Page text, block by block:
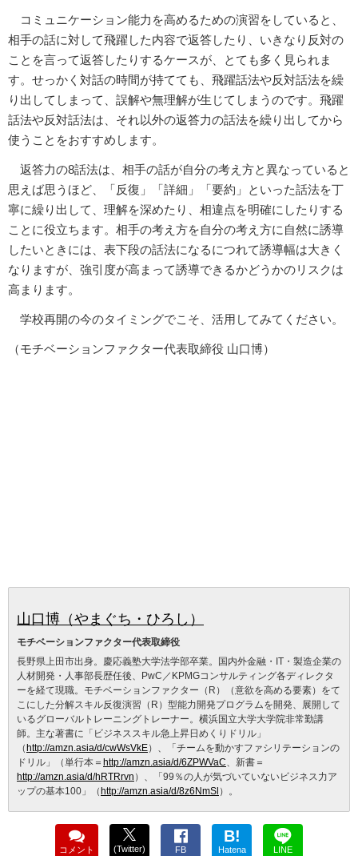
コミュニケーション能力を高めるための演習をしていると、
相手の話に対して飛躍した内容で返答したり、いきなり反対の
ことを言って返答したりするケースが、とても多く見られま
す。せっかく対話の時間が持てても、飛躍話法や反対話法を繰
り出してしまって、誤解や無理解が生じてしまうのです。飛躍
話法や反対話法は、それ以外の返答力の話法を繰り出してから
使うことをおすすめします。
返答力の8話法は、相手の話が自分の考え方と異なっていると
思えば思うほど、「反復」「詳細」「要約」といった話法を丁
寧に繰り出して、理解を深めたり、相違点を明確にしたりする
ことに役立ちます。相手の考え方を自分の考え方に自然に誘導
したいときには、表下段の話法になるにつれて誘導幅は大きく
なりますが、強引度が高まって誘導できるかどうかのリスクは
高まります。
学校再開の今のタイミングでこそ、活用してみてください。
（モチベーションファクター代表取締役 山口博）
山口博（やまぐち・ひろし）
モチベーションファクター代表取締役
長野県上田市出身。慶応義塾大学法学部卒業。国内外金融・IT・製造企業の
人材開発・人事部長歴任後、PwC／KPMGコンサルティング各ディレクタ
ーを経て現職。モチベーションファクター（R）（意欲を高める要素）をて
こにした分解スキル反復演習（R）型能力開発プログラムを開発、展開して
いるグローバルトレーニングトレーナー。横浜国立大学大学院非常勤講
師。主な著書に「ビジネススキル急上昇日めくりドリル」
（ http://amzn.asia/d/cwWsVkE）、「チームを動かすファシリテーションの
ドリル」（単行本＝ http://amzn.asia/d/6ZPWVaC、新書＝
http://amzn.asia/d/hRTRrvn ）、「99％の人が気づいていないビジネス力ア
ップの基本100」（ http://amzn.asia/d/8z6NmSl ）。
コメント (Twitter) FB
B!
Hatena LINE